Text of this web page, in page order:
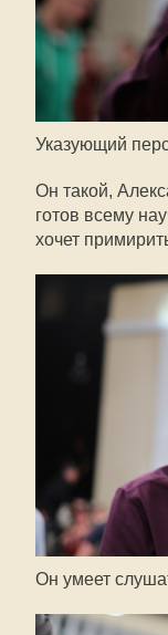
Указующий
Он такой,
готов всему
хочет
Он умеет